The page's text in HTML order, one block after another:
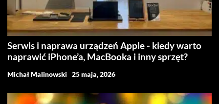
Serwis i naprawa urządzeń Apple - kiedy warto
naprawić iPhone’a, MacBooka i inny sprzęt?
Michał Malinowski 25 maja, 2026